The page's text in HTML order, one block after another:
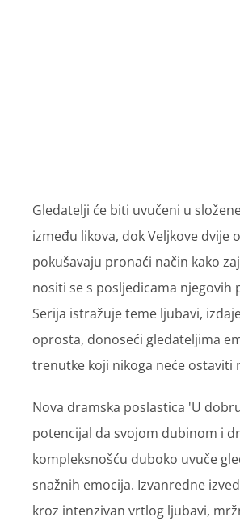
Gledatelji će biti uvučeni u
između likova, dok Veljkove dvije
pokušavaju pronaći način kako
nositi se s posljedicama njegovih
Serija istražuje teme ljubavi,
oprosta, donoseći gledateljima
trenutke koji nikoga neće ostaviti
Nova dramska poslastica 'U
potencijal da svojom dubinom i
kompleksnošću duboko uvuče
snažnih emocija. Izvanredne
kroz intenzivan vrtlog ljubavi,